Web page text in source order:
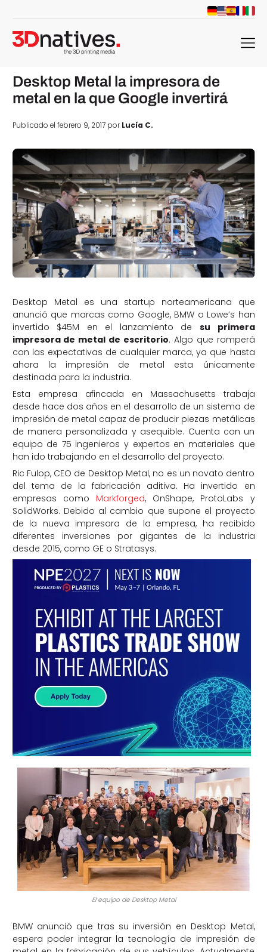
menu
Desktop Metal la impresora de
metal en la que Google invertirá
Publicado el febrero 9, 2017 porLucía C.
Desktop Metal es una startup norteamericana que
anunció que marcas como Google, BMW o Lowe’s han
invertido $45M en el lanzamiento de su primera
impresora de metal de escritorio. Algo que romperá
con las expectativas de cualquier marca, ya que hasta
ahora la impresión de metal esta únicamente
destinada para la industria.
Esta empresa afincada en Massachusetts trabaja
desde hace dos años en el desarrollo de un sistema de
impresión de metal capaz de producir piezas metálicas
de manera personalizada y asequible. Cuenta con un
equipo de 75 ingenieros y expertos en materiales que
han ido trabajando en el desarrollo del proyecto.
Ric Fulop, CEO de Desktop Metal, no es un novato dentro
del tema de la fabricación aditiva. Ha invertido en
empresas como Markforged, OnShape, ProtoLabs y
SolidWorks. Debido al cambio que supone el proyecto
de la nueva impresora de la empresa, ha recibido
diferentes inversiones por gigantes de la industria
desde 2015, como GE o Stratasys.
El equipo de Desktop Metal
BMW anunció que tras su inversión en Desktop Metal,
espera poder integrar la tecnología de impresión de